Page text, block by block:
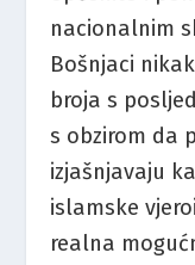
nacionalnim
Bošnjaci
broja s
s obzirom da
izjašnjavaju
islamske
realna